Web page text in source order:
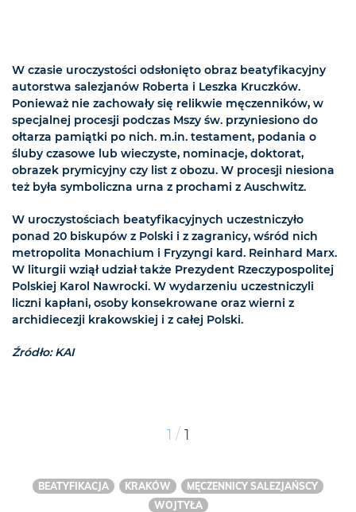
W czasie uroczystości odsłonięto obraz beatyfikacyjny
autorstwa salezjanów Roberta i Leszka Kruczków.
Ponieważ nie zachowały się relikwie męczenników, w
specjalnej procesji podczas Mszy św. przyniesiono do
ołtarza pamiątki po nich. m.in. testament, podania o
śluby czasowe lub wieczyste, nominacje, doktorat,
obrazek prymicyjny czy list z obozu. W procesji niesiona
też była symboliczna urna z prochami z Auschwitz.
W uroczystościach beatyfikacyjnych uczestniczyło
ponad 20 biskupów z Polski i z zagranicy, wśród nich
metropolita Monachium i Fryzyngi kard. Reinhard Marx.
W liturgii wziął udział także Prezydent Rzeczypospolitej
Polskiej Karol Nawrocki. W wydarzeniu uczestniczyli
liczni kapłani, osoby konsekrowane oraz wierni z
archidiecezji krakowskiej i z całej Polski.
Źródło: KAI
1 / 1
BEATYFIKACJA KRAKÓW
MĘCZENNICY SALEZJAŃSCY
WOJTYŁA